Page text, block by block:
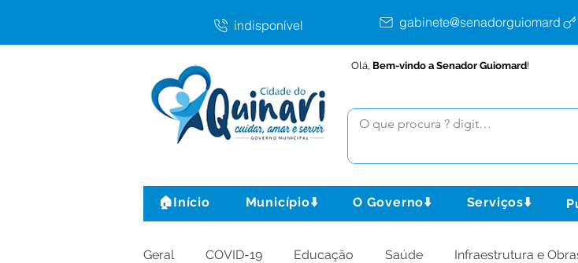
indisponível
Olá, Bem-vindo a Senador Guiomard!
🏠Início Município⬇️ O Governo⬇️ Serviços⬇️
Geral COVID-19 Educação Saúde Infraestrutura e